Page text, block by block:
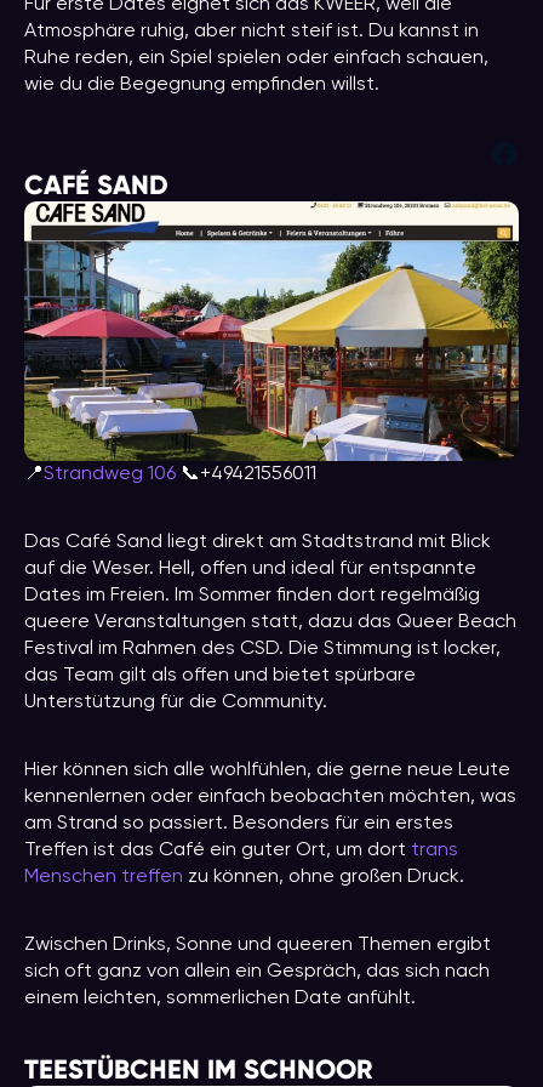
Für erste Dates eignet sich das KWEER, weil die
Atmosphäre ruhig, aber nicht steif ist. Du kannst in
Ruhe reden, ein Spiel spielen oder einfach schauen,
wie du die Begegnung empfinden willst.
CAFÉ SAND
📍Strandweg 106 📞+49421556011
Das Café Sand liegt direkt am Stadtstrand mit Blick
auf die Weser. Hell, offen und ideal für entspannte
Dates im Freien. Im Sommer finden dort regelmäßig
queere Veranstaltungen statt, dazu das Queer Beach
Festival im Rahmen des CSD. Die Stimmung ist locker,
das Team gilt als offen und bietet spürbare
Unterstützung für die Community.
Hier können sich alle wohlfühlen, die gerne neue Leute
kennenlernen oder einfach beobachten möchten, was
am Strand so passiert. Besonders für ein erstes
Treffen ist das Café ein guter Ort, um dort trans
Menschen treffen zu können, ohne großen Druck.
Zwischen Drinks, Sonne und queeren Themen ergibt
sich oft ganz von allein ein Gespräch, das sich nach
einem leichten, sommerlichen Date anfühlt.
TEESTÜBCHEN IM SCHNOOR